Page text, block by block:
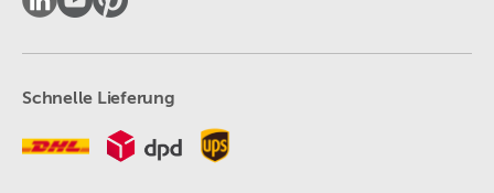
Schnelle Lieferung